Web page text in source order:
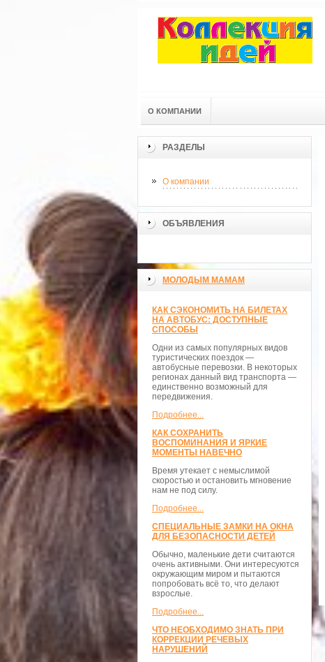
О КОМПАНИИ
РАЗДЕЛЫ
О компании
ОБЪЯВЛЕНИЯ
МОЛОДЫМ МАМАМ
КАК СЭКОНОМИТЬ НА БИЛЕТАХ
НА АВТОБУС: ДОСТУПНЫЕ
СПОСОБЫ
Одни из самых популярных видов
туристических поездок —
автобусные перевозки. В некоторых
регионах данный вид транспорта —
единственно возможный для
передвижения.
Подробнее...
КАК СОХРАНИТЬ
ВОСПОМИНАНИЯ И ЯРКИЕ
МОМЕНТЫ НАВЕЧНО
Время утекает с немыслимой
скоростью и остановить мгновение
нам не под силу.
Подробнее...
СПЕЦИАЛЬНЫЕ ЗАМКИ НА ОКНА
ДЛЯ БЕЗОПАСНОСТИ ДЕТЕЙ
Обычно, маленькие дети считаются
очень активными. Они интересуются
окружающим миром и пытаются
попробовать всё то, что делают
взрослые.
Подробнее...
ЧТО НЕОБХОДИМО ЗНАТЬ ПРИ
КОРРЕКЦИИ РЕЧЕВЫХ
НАРУШЕНИЙ